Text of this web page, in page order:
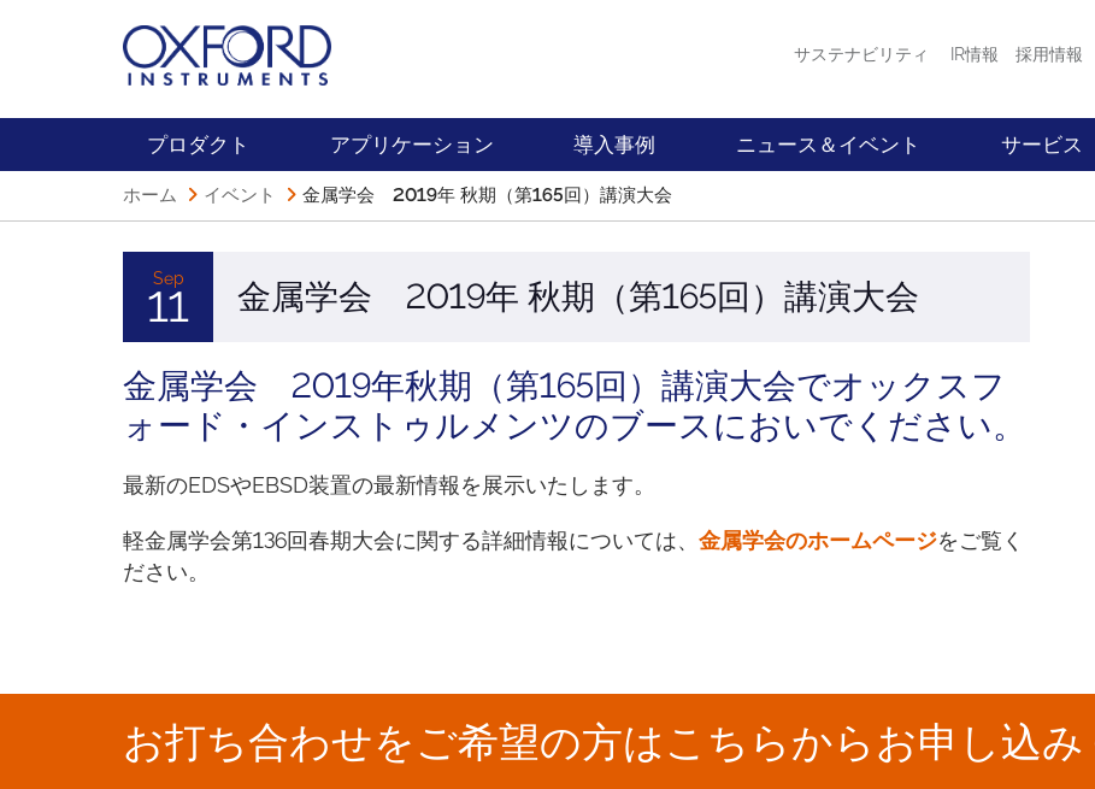
サステナビリティ IR情報 採用情報
プロダクト アプリケーション 導入事例 ニュース＆イベント サービス
ホーム イベント 金属学会 2019年 秋期（第165回）講演大会
Sep
11 金属学会 2019年 秋期（第165回）講演大会
金属学会 2019年秋期（第165回）講演大会でオックスフ
ォード・インストゥルメンツのブースにおいでください。
最新のEDSやEBSD装置の最新情報を展示いたします。
軽金属学会第136回春期大会に関する詳細情報については、 金属学会のホームページをご覧く
ださい。
お打ち合わせをご希望の方はこちらからお申し込み